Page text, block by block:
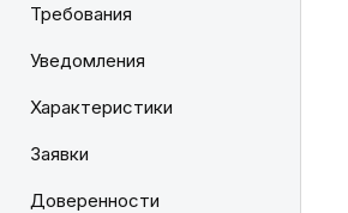
Требования
Уведомления
Характеристики
Заявки
Доверенности